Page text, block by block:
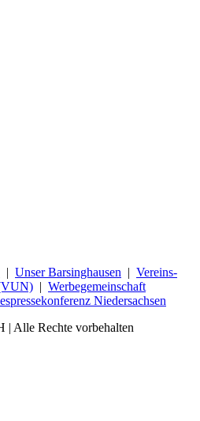
| Unser Barsinghausen | Vereins-
| Werbegemeinschaft
Niedersachsen
| Alle Rechte vorbehalten